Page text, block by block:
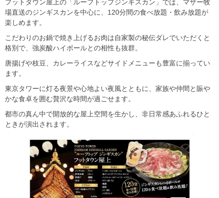
フットタウン屋上の「ルーフトップジンギスカン」では、マザー牧
場直送のジンギスカンを中心に、120分間の食べ放題・飲み放題が
楽しめます。
こだわりのお鍋で焼き上げるお肉は自家製の秘伝ダレでいただくと
格別で、強炭酸ハイボールとの相性も抜群。
唐揚げや枝豆、カレーライスなどサイドメニューも豊富に揃ってい
ます。
東京タワーに灯る夜景や心地よい夜風とともに、家族や仲間と賑や
かな食卓を囲む贅沢な時間が過ごせます。
都市の真ん中で開放的な屋上空間を生かし、非日常感あふれるひと
ときが演出されます。